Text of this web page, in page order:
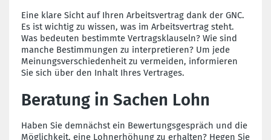
Eine klare Sicht auf Ihren Arbeitsvertrag dank der GNC.
Es ist wichtig zu wissen, was im Arbeitsvertrag steht.
Was bedeuten bestimmte Vertragsklauseln? Wie sind
manche Bestimmungen zu interpretieren? Um jede
Meinungsverschiedenheit zu vermeiden, informieren
Sie sich über den Inhalt Ihres Vertrages.
Beratung in Sachen Lohn
Haben Sie demnächst ein Bewertungsgespräch und die
Möglichkeit, eine Lohnerhöhung zu erhalten? Hegen Sie